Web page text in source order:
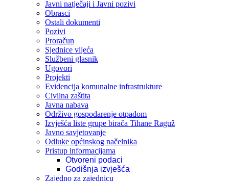
Javni natječaji i Javni pozivi
Obrasci
Ostali dokumenti
Pozivi
Proračun
Sjednice vijeća
Službeni glasnik
Ugovori
Projekti
Evidencija komunalne infrastrukture
Civilna zaštita
Javna nabava
Održivo gospodarenje otpadom
Izvješća liste grupe birača Tihane Raguž
Javno savjetovanje
Odluke općinskog načelnika
Pristup informacijama
Otvoreni podaci
Godišnja izvješća
Zajedno za zajednicu